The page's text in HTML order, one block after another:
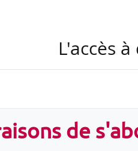
suite à la loi du 24/10/
L'accès
de